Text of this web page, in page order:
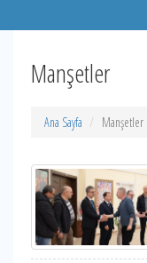
Manşetler
Ana Sayfa Manşetler